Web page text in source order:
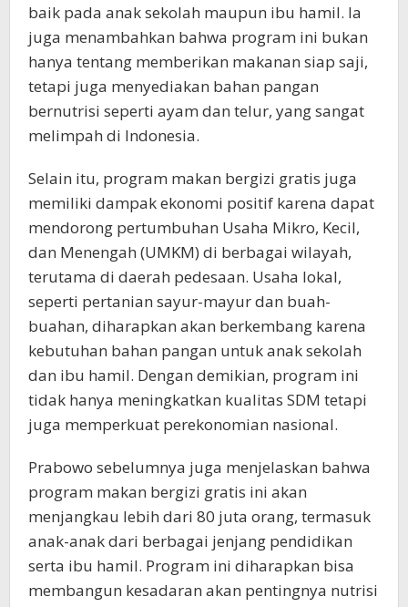
baik pada anak sekolah maupun ibu hamil. Ia
juga menambahkan bahwa program ini bukan
hanya tentang memberikan makanan siap saji,
tetapi juga menyediakan bahan pangan
bernutrisi seperti ayam dan telur, yang sangat
melimpah di Indonesia.
Selain itu, program makan bergizi gratis juga
memiliki dampak ekonomi positif karena dapat
mendorong pertumbuhan Usaha Mikro, Kecil,
dan Menengah (UMKM) di berbagai wilayah,
terutama di daerah pedesaan. Usaha lokal,
seperti pertanian sayur-mayur dan buah-
buahan, diharapkan akan berkembang karena
kebutuhan bahan pangan untuk anak sekolah
dan ibu hamil. Dengan demikian, program ini
tidak hanya meningkatkan kualitas SDM tetapi
juga memperkuat perekonomian nasional.
Prabowo sebelumnya juga menjelaskan bahwa
program makan bergizi gratis ini akan
menjangkau lebih dari 80 juta orang, termasuk
anak-anak dari berbagai jenjang pendidikan
serta ibu hamil. Program ini diharapkan bisa
membangun kesadaran akan pentingnya nutrisi